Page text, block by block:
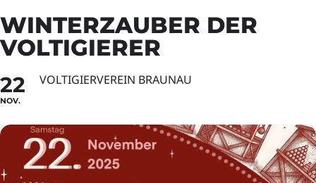
WINTERZAUBER DER
VOLTIGIERER
22
NOV.
VOLTIGIERVEREIN BRAUNAU